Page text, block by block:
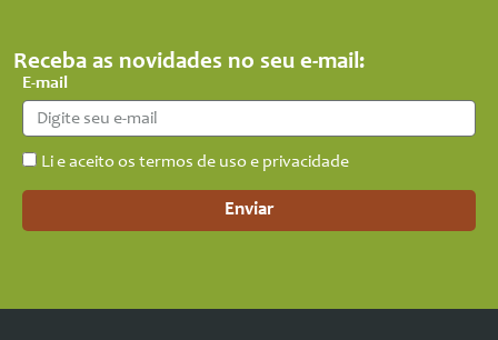
Receba as novidades no seu e-mail:
E-mail
Li e aceito os termos de uso e privacidade
Enviar